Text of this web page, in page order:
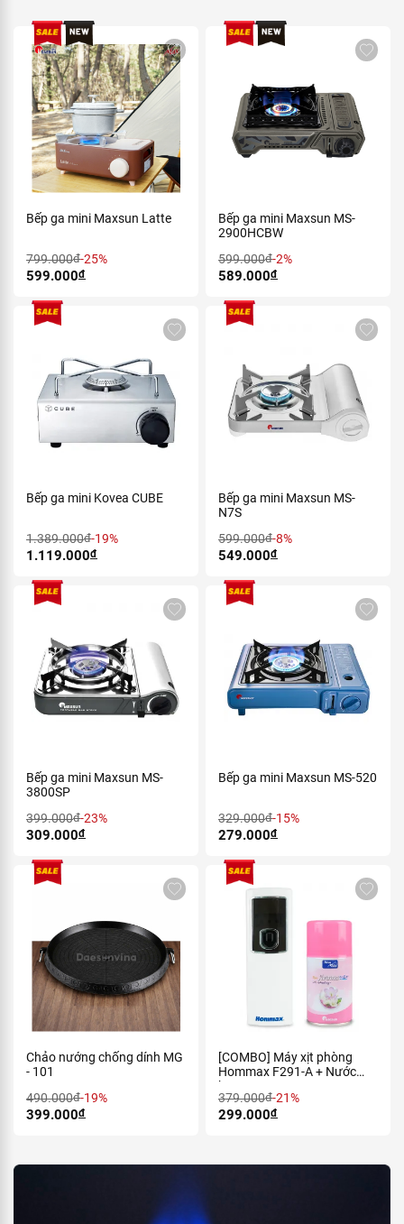
Bếp ga mini Maxsun Latte
799.000đ-25%
599.000đ
Bếp ga mini Maxsun MS-
2900HCBW
599.000đ-2%
589.000đ
Bếp ga mini Kovea CUBE
1.389.000đ-19%
1.119.000đ
Bếp ga mini Maxsun MS-
N7S
599.000đ-8%
549.000đ
Bếp ga mini Maxsun MS-
3800SP
399.000đ-23%
309.000đ
Bếp ga mini Maxsun MS-520
329.000đ-15%
279.000đ
Chảo nướng chống dính MG
- 101
490.000đ-19%
399.000đ
[COMBO] Máy xịt phòng
Hommax F291-A + Nước
hoa
379.000đ-21%
299.000đ